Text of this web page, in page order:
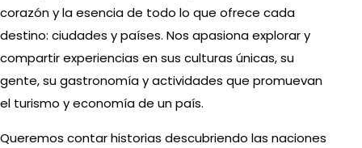
corazón y la esencia de todo lo que ofrece cada
destino: ciudades y países. Nos apasiona explorar y
compartir experiencias en sus culturas únicas, su
gente, su gastronomía y actividades que promuevan
el turismo y economía de un país.
Queremos contar historias descubriendo las naciones